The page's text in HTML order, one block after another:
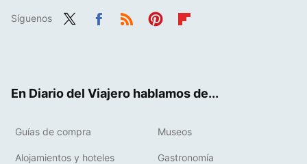
Síguenos
En Diario del Viajero hablamos de...
Guías de compra Museos
Alojamientos y hoteles Gastronomía